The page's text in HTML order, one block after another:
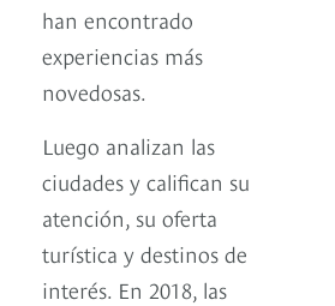
han encontrado
experiencias más
novedosas.
Luego analizan las
ciudades y califican su
atención, su oferta
turística y destinos de
interés. En 2018, las